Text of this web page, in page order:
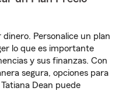
Personalice un plan
lo que es importante
y sus finanzas. Con
segura, opciones para
Dean puede